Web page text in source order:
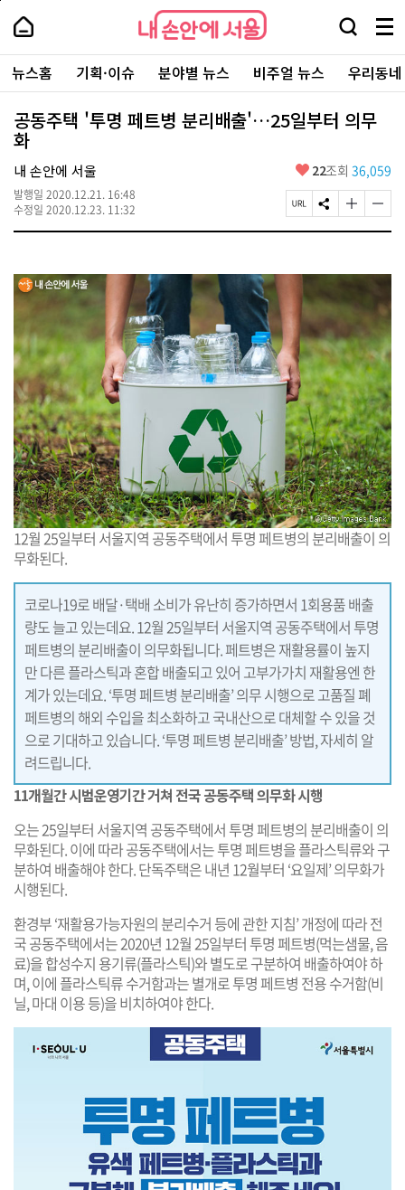
본
로
가
내
손
안
에
서
울
-
서
울
시
대
표
소
통
포
내
손
에
울
검
창
열
기
메
뉴
전
체
보
주
요
서
뉴스홈 기획·이슈 분야별 뉴스 비주얼 뉴스 우리동
공동주택 '투명 페트병 분리배출'…25일부터 의무
화
내 손안에 서울
발행일 2020.12.21. 16:48
수정일 2020.12.23. 11:32
좋
요
22조회 36,059
페
이
R
복
사
S
N
유
하
기
글
자
크
게
변
경
하
기
글
자
작
게
변
경
하
기
12월 25일부터 서울지역 공동주택에서 투명 페트병의 분리배출이 의
무화된다.
코로나19로 배달·택배 소비가 유난히 증가하면서 1회용품 배출
량도 늘고 있는데요. 12월 25일부터 서울지역 공동주택에서 투명
페트병의 분리배출이 의무화됩니다. 페트병은 재활용률이 높지
만 다른 플라스틱과 혼합 배출되고 있어 고부가가치 재활용엔 한
계가 있는데요. ‘투명 페트병 분리배출’ 의무 시행으로 고품질 폐
페트병의 해외 수입을 최소화하고 국내산으로 대체할 수 있을 것
으로 기대하고 있습니다. ‘투명 페트병 분리배출’ 방법, 자세히 알
려드립니다.
11개월간 시범운영기간 거쳐 전국 공동주택 의무화 시행
오는 25일부터 서울지역 공동주택에서 투명 페트병의 분리배출이 의
무화된다. 이에 따라 공동주택에서는 투명 페트병을 플라스틱류와 구
분하여 배출해야 한다. 단독주택은 내년 12월부터 ‘요일제’ 의무화가
시행된다.
환경부 ‘재활용가능자원의 분리수거 등에 관한 지침’ 개정에 따라 전
국 공동주택에서는 2020년 12월 25일부터 투명 페트병(먹는샘물, 음
료)을 합성수지 용기류(플라스틱)와 별도로 구분하여 배출하여야 하
며, 이에 플라스틱류 수거함과는 별개로 투명 페트병 전용 수거함(비
닐, 마대 이용 등)을 비치하여야 한다.
페
상
단
로